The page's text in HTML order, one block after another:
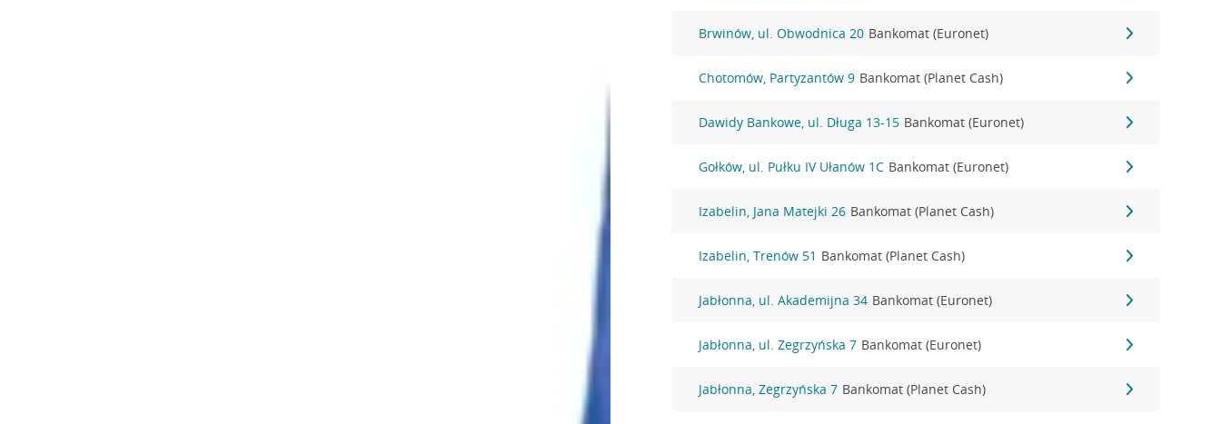
Brwinów, ul. Obwodnica 20 Bankomat (Euronet)
Chotomów, Partyzantów 9 Bankomat (Planet Cash)
Dawidy Bankowe, ul. Długa 13-15 Bankomat (Euronet)
Gołków, ul. Pułku IV Ułanów 1C Bankomat (Euronet)
Izabelin, Jana Matejki 26 Bankomat (Planet Cash)
Izabelin, Trenów 51 Bankomat (Planet Cash)
Jabłonna, ul. Akademijna 34 Bankomat (Euronet)
Jabłonna, ul. Zegrzyńska 7 Bankomat (Euronet)
Jabłonna, Zegrzyńska 7 Bankomat (Planet Cash)